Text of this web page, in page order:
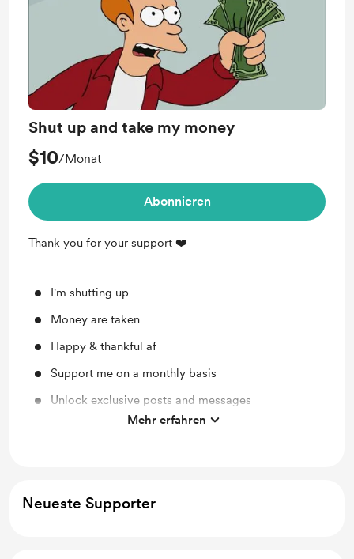
Shut up and take my money
$10/Monat
Abonnieren
Thank you for your support ❤️
I'm shutting up
Money are taken
Happy & thankful af
Support me on a monthly basis
Unlock exclusive posts and messages
Mehr erfahren
Neueste Supporter